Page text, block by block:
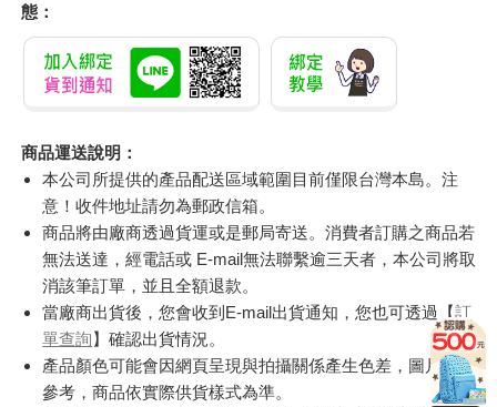
態：
商品運送說明：
本公司所提供的產品配送區域範圍目前僅限台灣本島。注
意！收件地址請勿為郵政信箱。
商品將由廠商透過貨運或是郵局寄送。消費者訂購之商品若
無法送達，經電話或 E-mail無法聯繫逾三天者，本公司將取
消該筆訂單，並且全額退款。
當廠商出貨後，您會收到E-mail出貨通知，您也可透過【訂
單查詢】確認出貨情況。
產品顏色可能會因網頁呈現與拍攝關係產生色差，圖片僅供
參考，商品依實際供貨樣式為準。